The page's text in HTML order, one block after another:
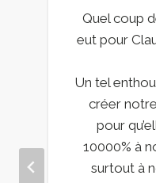
Quel coup
eut pour
Un tel
créer
pour
10000% à
surtout à